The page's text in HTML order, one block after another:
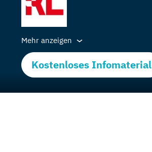
Mehr anzeigen
Kostenloses Infomaterial